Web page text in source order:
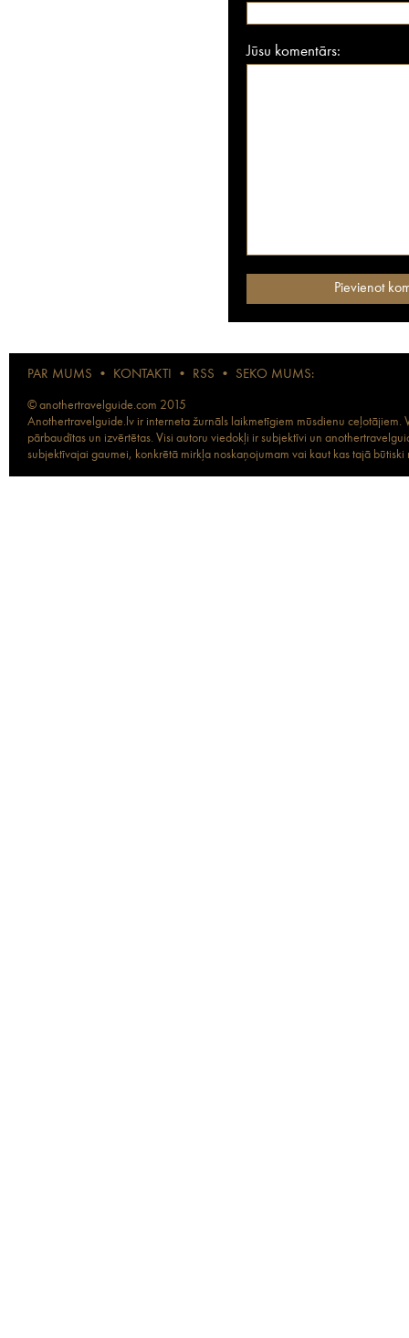
Jūsu komentārs:
PAR MUMS • KONTAKTI • RSS • SEKO MUMS:
© anothertravelguide.com 2015
Anothertravelguide.lv ir interneta žurnāls laikmetīgiem mūsdienu
pārbaudītas un izvērtētas. Visi autoru viedokļi ir subjektīvi un
subjektīvajai gaumei, konkrētā mirkļa noskaņojumam vai kaut kas tajā